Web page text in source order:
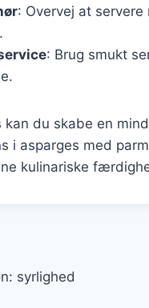
: Overvej at
: Brug smukt
kan du skabe en
i asparges med
kulinariske
syrlighed